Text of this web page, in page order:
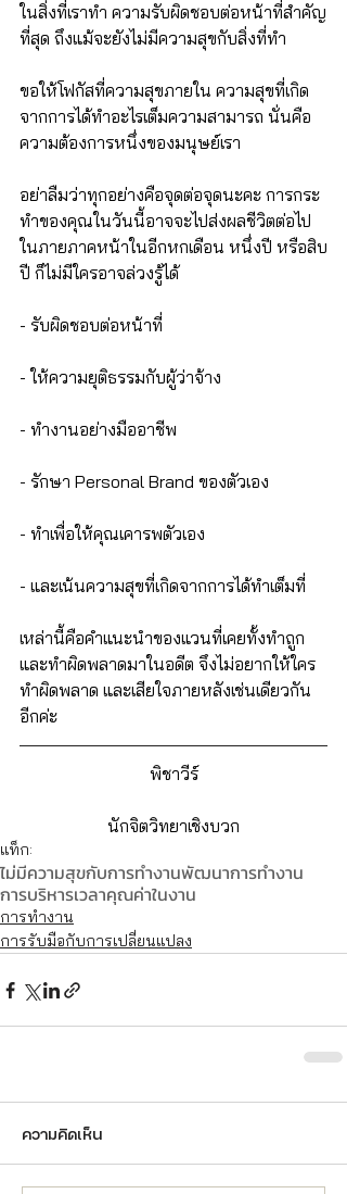
ในสิ่งที่เราทำ ความรับผิดชอบต่อหน้าที่สำคัญ
ที่สุด ถึงแม้จะยังไม่มีความสุขกับสิ่งที่ทำ
ขอให้โฟกัสที่ความสุขภายใน ความสุขที่เกิด
จากการได้ทำอะไรเต็มความสามารถ นั่นคือ
ความต้องการหนึ่งของมนุษย์เรา
อย่าลืมว่าทุกอย่างคือจุดต่อจุดนะคะ การกระ
ทำของคุณในวันนี้อาจจะไปส่งผลชีวิตต่อไป
ในภายภาคหน้าในอีกหกเดือน หนึ่งปี หรือสิบ
ปี ก็ไม่มีใครอาจล่วงรู้ได้
- รับผิดชอบต่อหน้าที่
- ให้ความยุติธรรมกับผู้ว่าจ้าง
- ทำงานอย่างมืออาชีพ
- รักษา Personal Brand ของตัวเอง
- ทำเพื่อให้คุณเคารพตัวเอง
- และเน้นความสุขที่เกิดจากการได้ทำเต็มที่
เหล่านี้คือคำแนะนำของแวนที่เคยทั้งทำถูก
และทำผิดพลาดมาในอดีต จึงไม่อยากให้ใคร
ทำผิดพลาด และเสียใจภายหลังเช่นเดียวกัน
อีกค่ะ
พิชาวีร์
นักจิตวิทยาเชิงบวก
แท็ก:
ไม่มีความสุขกับการทำงานพัฒนาการทำงาน
การบริหารเวลาคุณค่าในงาน
การทำงาน
การรับมือกับการเปลี่ยนแปลง
ความคิดเห็น